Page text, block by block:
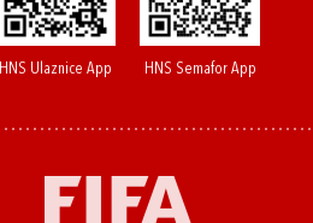
HNS Ulaznice App HNS Semafor App